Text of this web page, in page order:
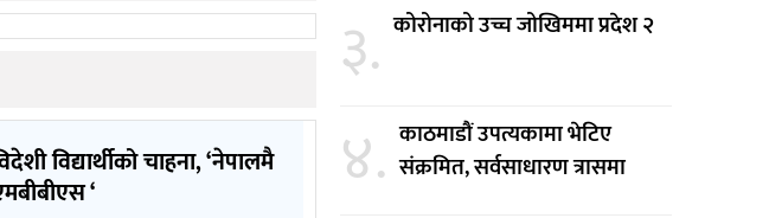
विद्यार्थीको चाहना, ‘नेपालमै
‘
३. कोरोनाको उच्च जोखिममा प्रदेश २
४. काठमाडौं उपत्यकामा भेटिए
संक्रमित, सर्वसाधारण त्रासमा